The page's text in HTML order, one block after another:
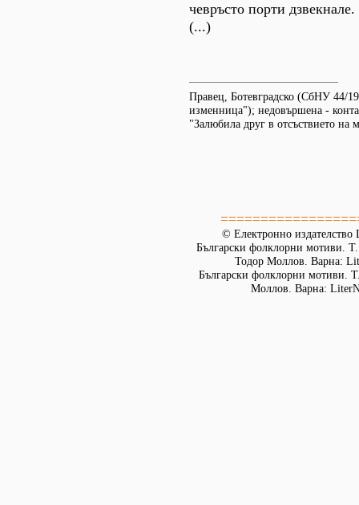
чевръсто порти дзвекнале.
(...)
Правец, Ботевградско (СбНУ 44/
изменница"); недовършена -
"Залюбила друг в отсъствието на
© Електронно издателство
Български фолклорни мотиви.
Тодор Моллов. Варна:
Български фолклорни мотиви.
Моллов. Варна: